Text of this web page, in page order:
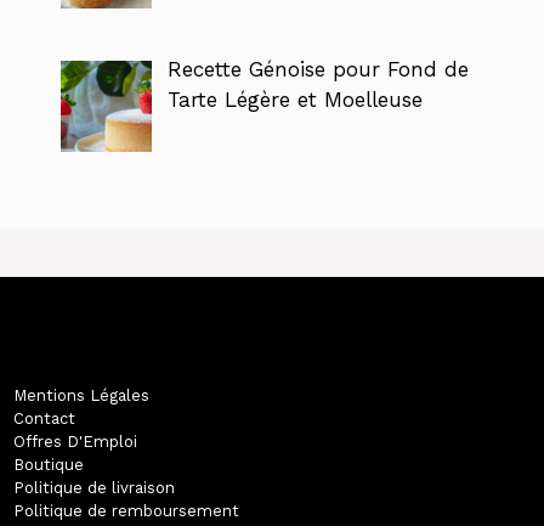
Recette Génoise pour Fond de
Tarte Légère et Moelleuse
Mentions Légales
Contact
Offres D'Emploi
Boutique
Politique de livraison
Politique de remboursement